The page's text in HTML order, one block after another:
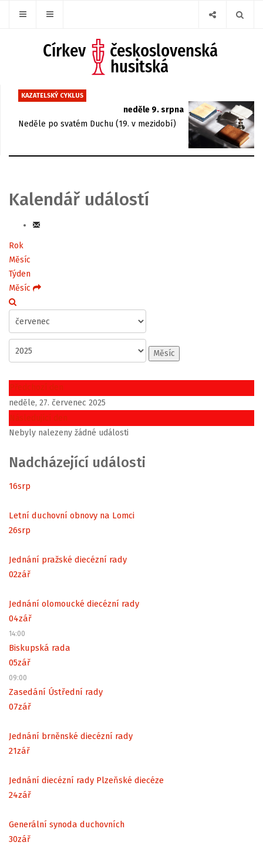
KAZATELSKÝ CYKLUS
neděle 9. srpna
Neděle po svatém Duchu (19. v mezidobí)
Kalendář událostí
Rok
Měsíc
Týden
Měsíc
Měsíc
Předchozí den
neděle, 27. červenec 2025
Následující den
Nebyly nalezeny žádné události
Nadcházející události
16srp
Letní duchovní obnovy na Lomci
26srp
Jednání pražské diecézní rady
02zář
Jednání olomoucké diecézní rady
04zář
14:00
Biskupská rada
05zář
09:00
Zasedání Ústřední rady
07zář
Jednání brněnské diecézní rady
21zář
Jednání diecézní rady Plzeňské diecéze
24zář
Generální synoda duchovních
30zář